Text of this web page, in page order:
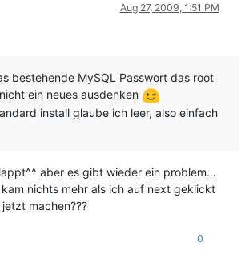
Aug 27, 2009, 1:51 PM
bestehende MySQL Passwort das root
ein neues ausdenken
install glaube ich leer, also einfach
aber es gibt wieder ein problem…
nichts mehr als ich auf next geklickt
machen???
0